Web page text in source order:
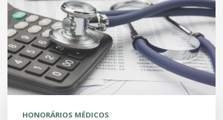
HONORÁRIOS MÉDICOS